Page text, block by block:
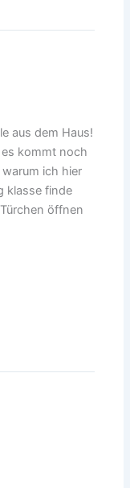
aus dem Haus!
kommt noch
ich hier
klasse finde
öffnen